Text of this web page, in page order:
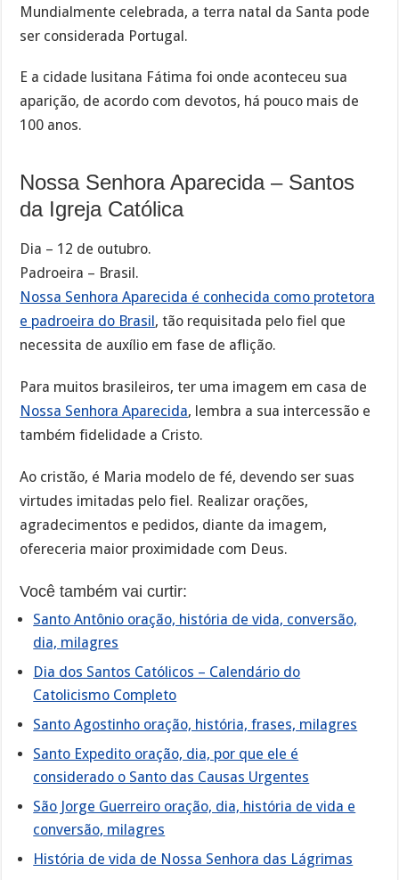
Mundialmente celebrada, a terra natal da Santa pode
ser considerada Portugal.
E a cidade lusitana Fátima foi onde aconteceu sua
aparição, de acordo com devotos, há pouco mais de
100 anos.
Nossa Senhora Aparecida – Santos
da Igreja Católica
Dia – 12 de outubro.
Padroeira – Brasil.
Nossa Senhora Aparecida é conhecida como protetora
e padroeira do Brasil, tão requisitada pelo fiel que
necessita de auxílio em fase de aflição.
Para muitos brasileiros, ter uma imagem em casa de
Nossa Senhora Aparecida, lembra a sua intercessão e
também fidelidade a Cristo.
Ao cristão, é Maria modelo de fé, devendo ser suas
virtudes imitadas pelo fiel. Realizar orações,
agradecimentos e pedidos, diante da imagem,
ofereceria maior proximidade com Deus.
Você também vai curtir:
Santo Antônio oração, história de vida, conversão,
dia, milagres
Dia dos Santos Católicos – Calendário do
Catolicismo Completo
Santo Agostinho oração, história, frases, milagres
Santo Expedito oração, dia, por que ele é
considerado o Santo das Causas Urgentes
São Jorge Guerreiro oração, dia, história de vida e
conversão, milagres
História de vida de Nossa Senhora das Lágrimas